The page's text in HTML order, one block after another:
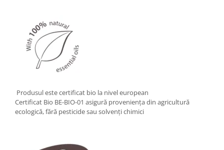
Produsul este certificat bio la nivel european
Certificat Bio BE-BIO-01 asigură proveniența din agricultură
ecologică, fără pesticide sau solvenți chimici